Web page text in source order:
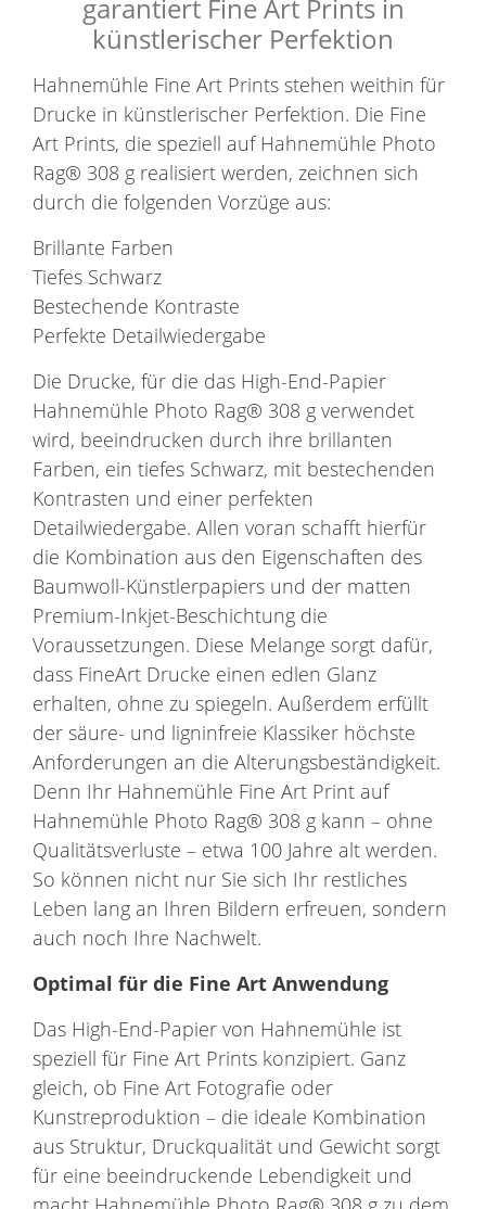
garantiert Fine Art Prints in
künstlerischer Perfektion
Hahnemühle Fine Art Prints stehen weithin für
Drucke in künstlerischer Perfektion. Die Fine
Art Prints, die speziell auf Hahnemühle Photo
Rag® 308 g realisiert werden, zeichnen sich
durch die folgenden Vorzüge aus:
Brillante Farben
Tiefes Schwarz
Bestechende Kontraste
Perfekte Detailwiedergabe
Die Drucke, für die das High-End-Papier
Hahnemühle Photo Rag® 308 g verwendet
wird, beeindrucken durch ihre brillanten
Farben, ein tiefes Schwarz, mit bestechenden
Kontrasten und einer perfekten
Detailwiedergabe. Allen voran schafft hierfür
die Kombination aus den Eigenschaften des
Baumwoll-Künstlerpapiers und der matten
Premium-Inkjet-Beschichtung die
Voraussetzungen. Diese Melange sorgt dafür,
dass FineArt Drucke einen edlen Glanz
erhalten, ohne zu spiegeln. Außerdem erfüllt
der säure- und ligninfreie Klassiker höchste
Anforderungen an die Alterungsbeständigkeit.
Denn Ihr Hahnemühle Fine Art Print auf
Hahnemühle Photo Rag® 308 g kann – ohne
Qualitätsverluste – etwa 100 Jahre alt werden.
So können nicht nur Sie sich Ihr restliches
Leben lang an Ihren Bildern erfreuen, sondern
auch noch Ihre Nachwelt.
Optimal für die Fine Art Anwendung
Das High-End-Papier von Hahnemühle ist
speziell für Fine Art Prints konzipiert. Ganz
gleich, ob Fine Art Fotografie oder
Kunstreproduktion – die ideale Kombination
aus Struktur, Druckqualität und Gewicht sorgt
für eine beeindruckende Lebendigkeit und